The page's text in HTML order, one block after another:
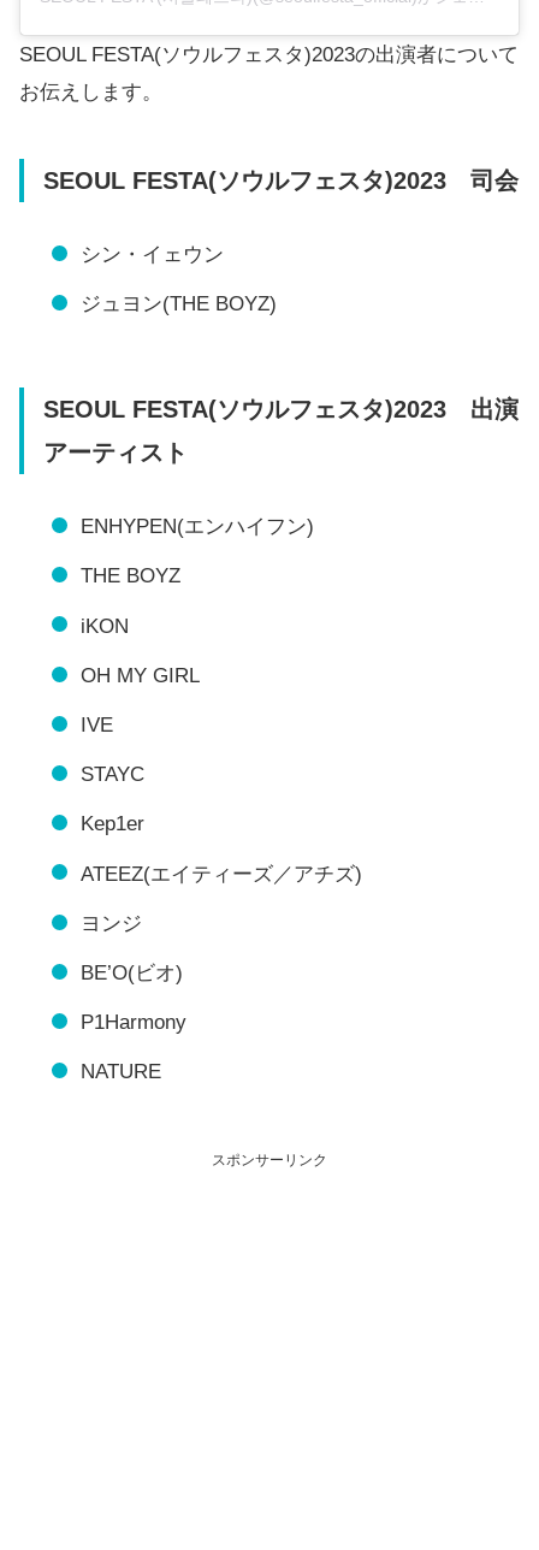
SEOUL FESTA(ソウルフェスタ)2023の出演者について
お伝えします。
SEOUL FESTA(ソウルフェスタ)2023 司会
シン・イェウン
ジュヨン(THE BOYZ)
SEOUL FESTA(ソウルフェスタ)2023 出演
アーティスト
ENHYPEN(エンハイフン)
THE BOYZ
iKON
OH MY GIRL
IVE
STAYC
Kep1er
ATEEZ(エイティーズ／アチズ)
ヨンジ
BE’O(ビオ)
P1Harmony
NATURE
スポンサーリンク